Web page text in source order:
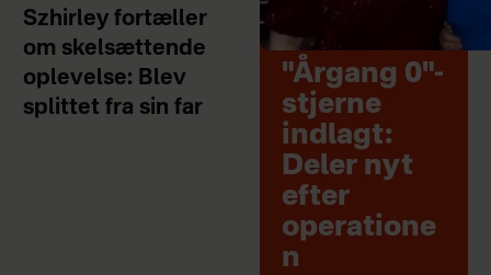
Szhirley fortæller
om skelsættende
oplevelse: Blev
splittet fra sin far
"Årgang 0"-
stjerne
indlagt:
Deler nyt
efter
operatione
n